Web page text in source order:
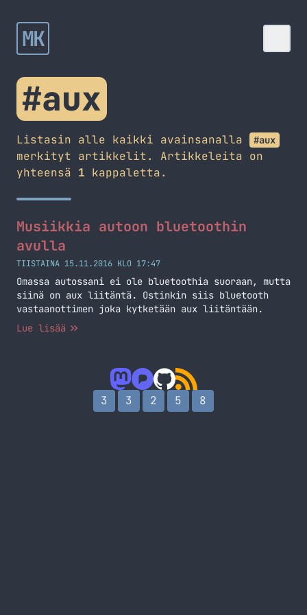
MK
#aux
Listasin alle kaikki avainsanalla #aux
merkityt artikkelit. Artikkeleita on
yhteensä 1 kappaletta.
Musiikkia autoon bluetoothin
avulla
TIISTAINA 15.11.2016 KLO 17:47
Omassa autossani ei ole bluetoothia suoraan, mutta
siinä on aux liitäntä. Ostinkin siis bluetooth
vastaanottimen joka kytketään aux liitäntään.
Lue lisää
3 3 2 5 8